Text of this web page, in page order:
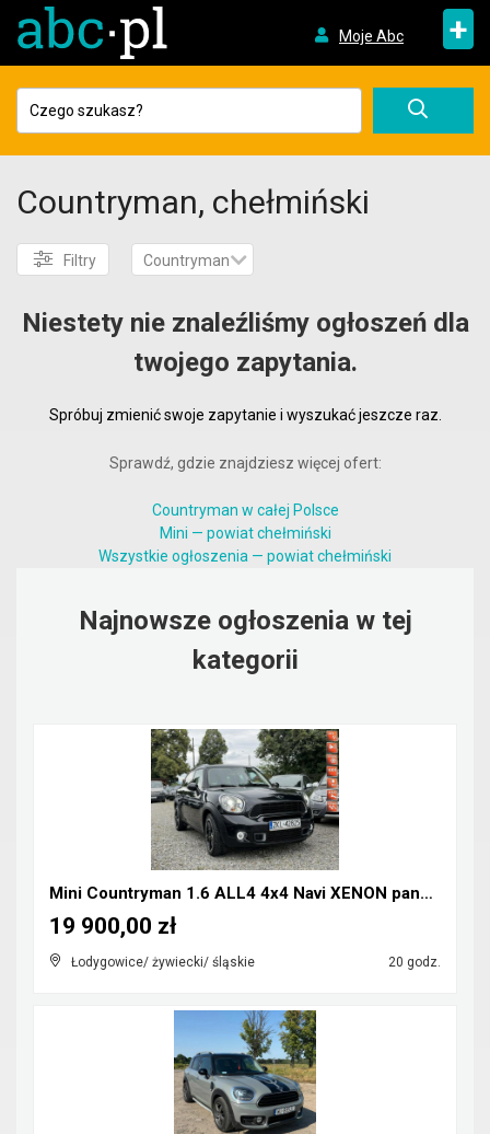
Moje Abc +
Countryman, chełmiński
Filtry Countryman
Niestety nie znaleźliśmy ogłoszeń dla
twojego zapytania.
Spróbuj zmienić swoje zapytanie i wyszukać jeszcze raz.
Sprawdź, gdzie znajdziesz więcej ofert:
Countryman w całej Polsce
Mini — powiat chełmiński
Wszystkie ogłoszenia — powiat chełmiński
Najnowsze ogłoszenia w tej
kategorii
Mini Countryman 1.6 ALL4 4x4 Navi XENON panorama
Łodygowice/ żywiecki/ śląskie 20 godz.
19 900,00 zł